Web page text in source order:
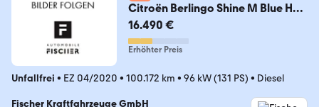
Citroën Berlingo Shine M Blue HDI
130 EAT8
16.490 €
Erhöhter Preis
Unfallfrei • EZ 04/2020 • 100.172 km • 96 kW (131 PS) • Diesel
Fischer Kraftfahrzeuge GmbH